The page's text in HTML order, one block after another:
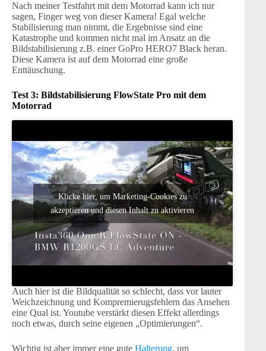
Nach meiner Testfahrt mit dem Motorrad kann ich nur
sagen, Finger weg von dieser Kamera! Egal welche
Stabilisierung man nimmt, die Ergebnisse sind eine
Katastrophe und kommen nicht mal im Ansatz an die
Bildstabilisierung z.B. einer GoPro HERO7 Black heran.
Diese Kamera ist auf dem Motorrad eine große
Enttäuschung.
Test 3: Bildstabilisierung FlowState Pro mit dem
Motorrad
Klicke hier, um Marketing-Cookies zu
akzeptieren und diesen Inhalt zu aktivieren
Auch hier ist die Bildqualität so schlecht, dass vor lauter
Weichzeichnung und Kompremierugsfehlern das Ansehen
eine Qual ist. Youtube verstärkt diesen Effekt allerdings
noch etwas, durch seine eigenen „Optimierungen“.
Wichtig ist aber immer eine gute Halterung, um